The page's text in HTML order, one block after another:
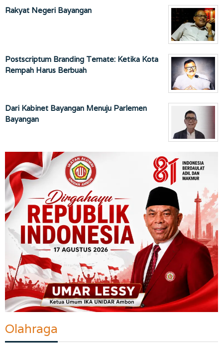
Rakyat Negeri Bayangan
Postscriptum Branding Ternate: Ketika Kota
Rempah Harus Berbuah
Dari Kabinet Bayangan Menuju Parlemen
Bayangan
Olahraga